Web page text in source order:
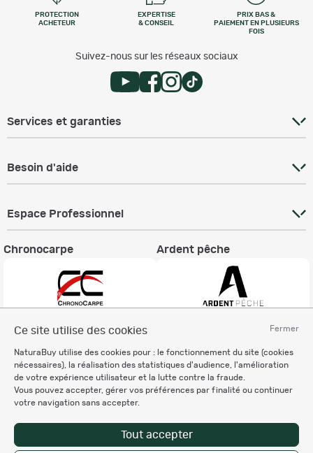
Fermer
Ce site utilise des cookies
NaturaBuy utilise des cookies pour : le fonctionnement du site (cookies
nécessaires), la réalisation des statistiques d'audience, l'amélioration
de votre expérience utilisateur et la lutte contre la fraude.
Vous pouvez accepter, gérer vos préférences par finalité ou continuer
votre navigation sans accepter.
Tout accepter
PROTECTION
ACHETEUR
EXPERTISE
& CONSEIL
PRIX BAS &
PAIEMENT EN PLUSIEURS
FOIS
Suivez-nous sur les réseaux sociaux
Services et garanties
Besoin d'aide
Espace Professionnel
Chronocarpe Ardent pêche
Charte éthique
Mentions légales
Règlement & Conditions d'utilisation
Politique de protection
des données personnelles
Personnalisation des cookies